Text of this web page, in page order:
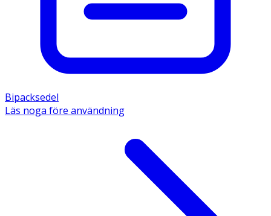
Bipacksedel
Läs noga före användning